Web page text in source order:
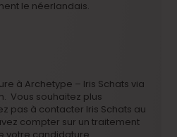
le néerlandais.
à Archetype – Iris Schats via
Vous souhaitez plus
pas à contacter Iris Schats au
compter sur un traitement
votre candidature.